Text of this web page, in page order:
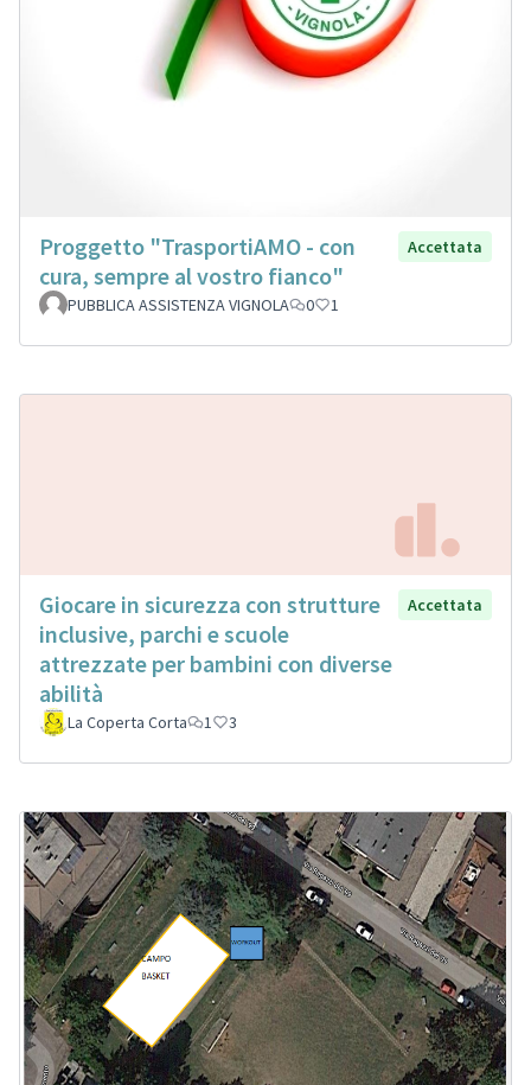
Proggetto "TrasportiAMO - con
cura, sempre al vostro fianco"
Accettata
PUBBLICA ASSISTENZA VIGNOLA 0 1
Giocare in sicurezza con strutture
inclusive, parchi e scuole
attrezzate per bambini con diverse
abilità
Accettata
La Coperta Corta 1 3